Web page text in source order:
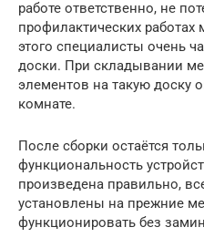
работе ответственно, не
профилактических
этого специалисты очень
доски. При складывании
элементов на такую доску
комнате.
После сборки остаётся
функциональность
произведена правильно,
установлены на прежние
функционировать без